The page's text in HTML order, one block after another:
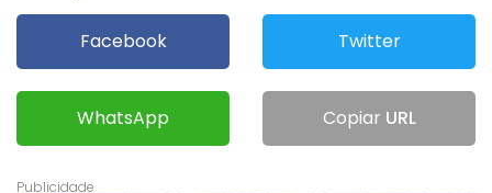
Facebook Twitter
WhatsApp Copiar URL